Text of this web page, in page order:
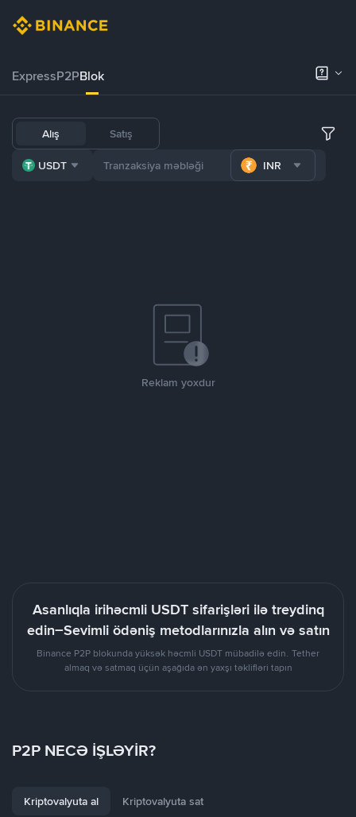
ExpressP2PBlok
Alış Satış
USDT INR
Reklam yoxdur
Asanlıqla irihəcmli USDT sifarişləri ilə treydinq
edin–Sevimli ödəniş metodlarınızla alın və satın
Binance P2P blokunda yüksək həcmli USDT mübadilə edin. Tether
almaq və satmaq üçün aşağıda ən yaxşı təklifləri tapın
P2P NECƏ İŞLƏYİR?
Kriptovalyuta al Kriptovalyuta sat